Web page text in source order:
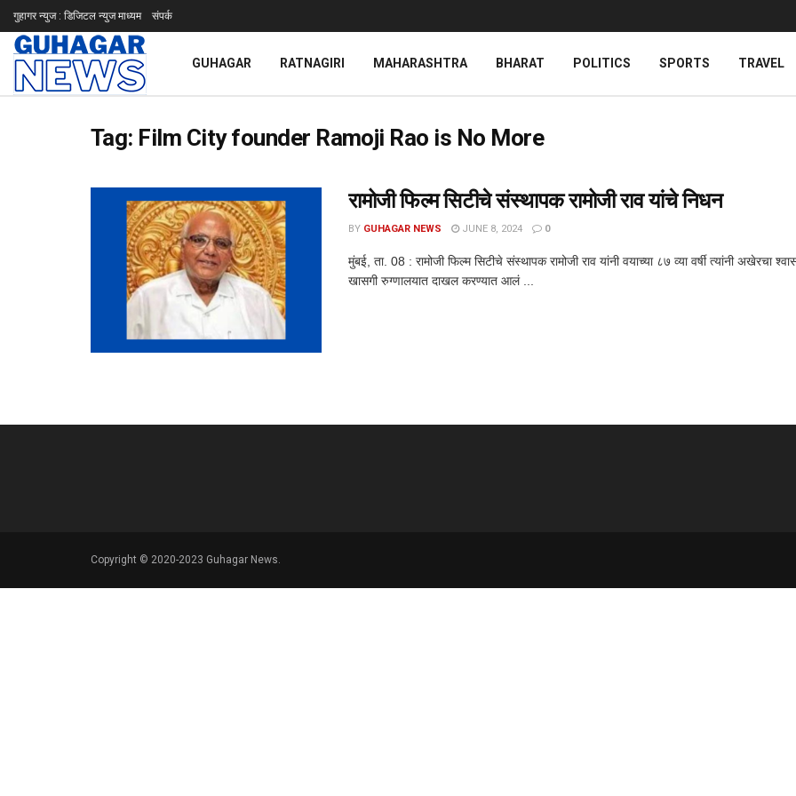
गुहागर न्युज : डिजिटल न्युज माध्यम संपर्क
GUHAGAR RATNAGIRI MAHARASHTRA BHARAT POLITICS SPORTS TRAVEL
Tag: Film City founder Ramoji Rao is No More
रामोजी फिल्म सिटीचे संस्थापक रामोजी राव यांचे निधन
BY GUHAGAR NEWS JUNE 8, 2024 0
मुंबई, ता. 08 : रामोजी फिल्म सिटीचे संस्थापक रामोजी राव यांनी वयाच्या ८७ व्या वर्षी त्यांनी अखेरचा
खासगी रुग्णालयात दाखल करण्यात आलं ...
Copyright © 2020-2023 Guhagar News.